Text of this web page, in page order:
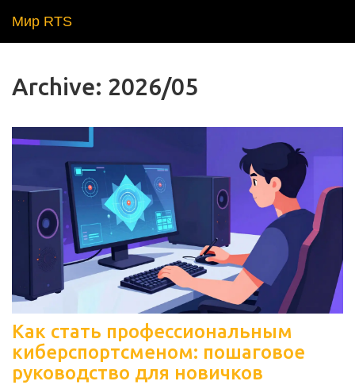
Мир RTS
Archive: 2026/05
Как стать профессиональным
киберспортсменом: пошаговое
руководство для новичков